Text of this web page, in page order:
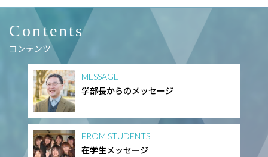
Contents
コンテンツ
MESSAGE
学部長からのメッセージ
FROM STUDENTS
在学生メッセージ